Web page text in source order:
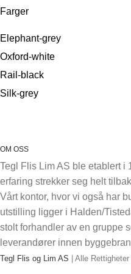
Farger
Elephant-grey
Oxford-white
Rail-black
Silk-grey
OM OSS
Tegl Flis Lim AS ble etablert i
erfaring strekker seg helt
Vårt kontor, hvor vi også har
utstilling ligger i Halden/
stolt forhandler av en gruppe
leverandører innen
Tegl Flis og Lim AS | Alle